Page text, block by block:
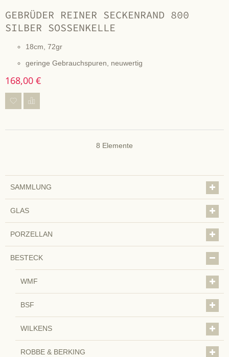
GEBRÜDER REINER SECKENRAND 800
SILBER SOSSENKELLE
18cm, 72gr
geringe Gebrauchspuren, neuwertig
168,00 €
8 Elemente
SAMMLUNG
GLAS
PORZELLAN
BESTECK
WMF
BSF
WILKENS
ROBBE & BERKING